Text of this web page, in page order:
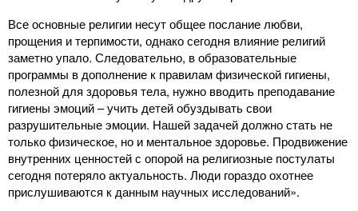
Все основные религии несут общее послание любви,
прощения и терпимости, однако сегодня влияние религий
заметно упало. Следовательно, в образовательные
программы в дополнение к правилам физической гигиены,
полезной для здоровья тела, нужно вводить преподавание
гигиены эмоций – учить детей обуздывать свои
разрушительные эмоции. Нашей задачей должно стать не
только физическое, но и ментальное здоровье. Продвижение
внутренних ценностей с опорой на религиозные постулаты
сегодня потеряло актуальность. Люди гораздо охотнее
прислушиваются к данным научных исследований».